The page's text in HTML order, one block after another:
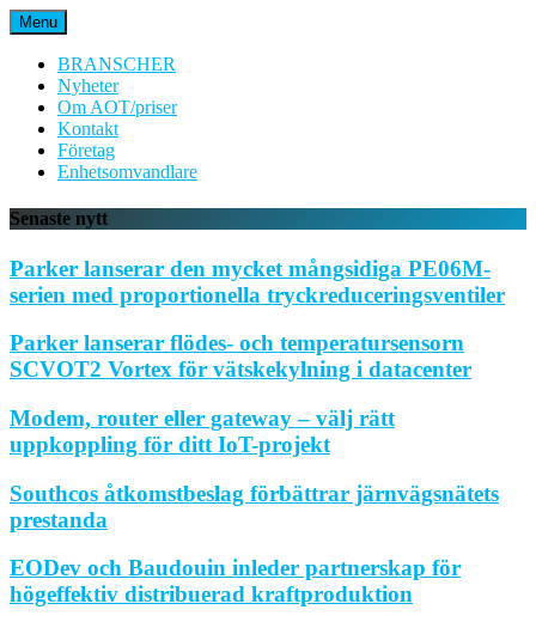
Hoppa
till
innehåll
Menu
BRANSCHER
Nyheter
Om AOT/priser
Kontakt
Företag
Enhetsomvandlare
Senaste nytt
Parker lanserar den mycket mångsidiga PE06M-
serien med proportionella tryckreduceringsventiler
Parker lanserar flödes- och temperatursensorn
SCVOT2 Vortex för vätskekylning i datacenter
Modem, router eller gateway – välj rätt
uppkoppling för ditt IoT-projekt
Southcos åtkomstbeslag förbättrar järnvägsnätets
prestanda
EODev och Baudouin inleder partnerskap för
högeffektiv distribuerad kraftproduktion